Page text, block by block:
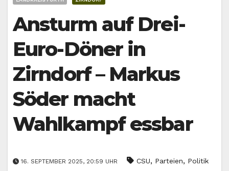
Ansturm auf Drei-
Euro-Döner in
Zirndorf – Markus
Söder macht
Wahlkampf essbar
16. SEPTEMBER 2025, 20:59 UHR CSU, Parteien, Politik